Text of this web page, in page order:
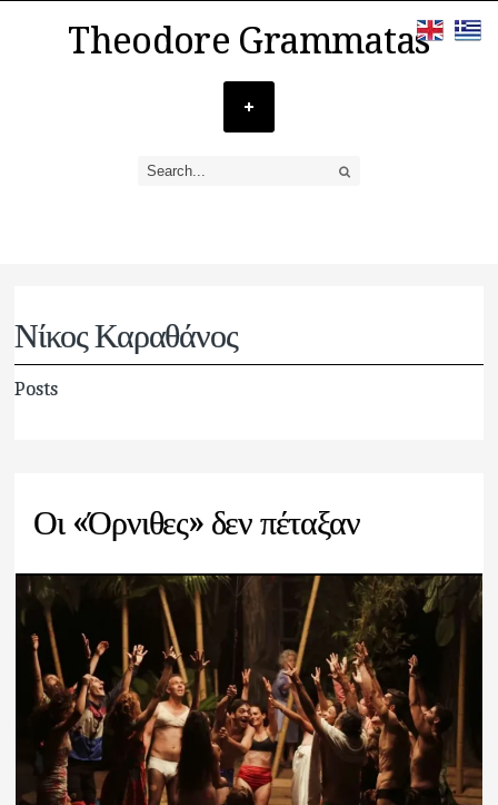
Theodore Grammatas
Νίκος Καραθάνος
Posts
Οι «Όρνιθες» δεν πέταξαν